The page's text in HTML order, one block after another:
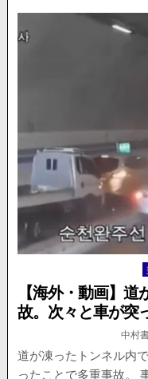
【海外・動画】
故。次々と車が突
著
者:
中村
道が凍ったトンネル内
ったことで多重事故。